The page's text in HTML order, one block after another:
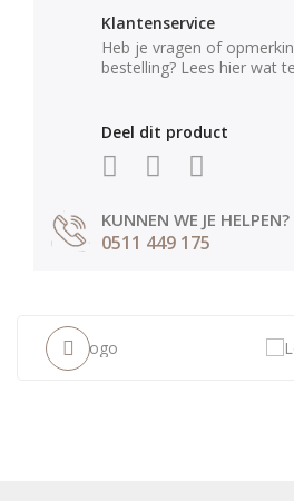
Klantenservice
Heb je vragen of
bestelling? Lees hier wat
Deel dit product
KUNNEN WE JE HELPEN?
0511 449 175